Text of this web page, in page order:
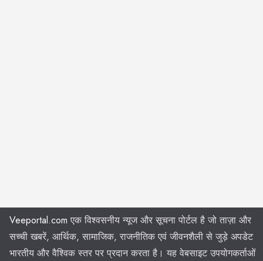
Veeportal.com एक विश्वसनीय न्यूज और सूचना पोर्टल है जो ताज़ा और
सच्ची खबरें, आर्थिक, सामाजिक, राजनीतिक एवं जीवनशैली से जुड़े अपडेट
भारतीय और वैश्विक स्तर पर प्रदान करता है। यह वेबसाइट उपयोगकर्ताओं